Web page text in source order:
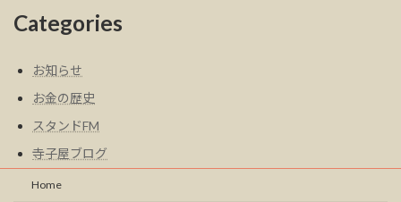
Categories
お知らせ
お金の歴史
スタンドFM
寺子屋ブログ
Home